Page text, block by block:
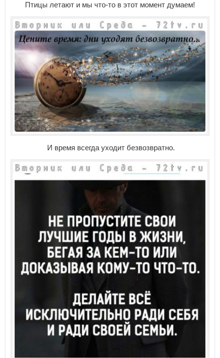
Птицы летают и мы что-то в этот момент думаем!
И время всегда уходит безвозвратно.